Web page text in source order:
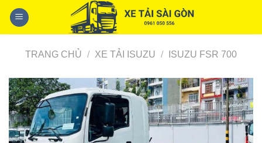
Skip
content
TRANG CHỦ
/ XE TẢI ISUZU / ISUZU FSR 700